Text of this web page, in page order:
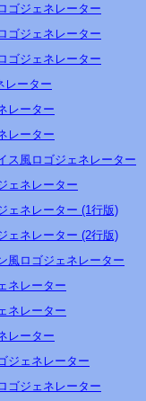
ゴジェネレーター
ゴジェネレーター
ゴジェネレーター
レーター
レーター
レーター
ス風ロゴジェネレーター
ェネレーター
ェネレーター (1行版)
ェネレーター (2行版)
風ロゴジェネレーター
ネレーター
ネレーター
レーター
ジェネレーター
ゴジェネレーター